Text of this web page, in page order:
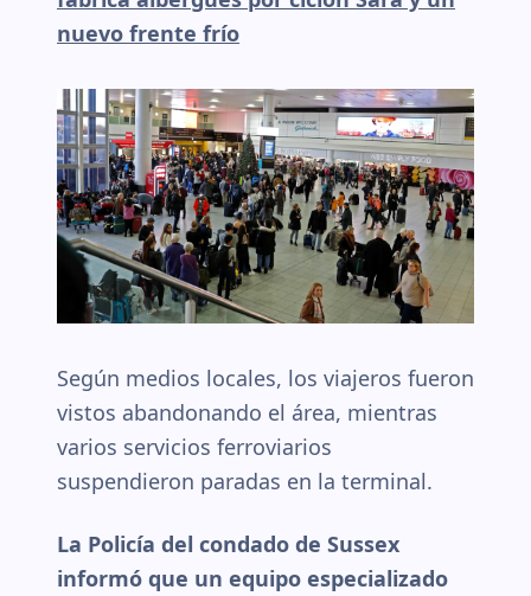
nuevo frente frío
Según medios locales, los viajeros fueron
vistos abandonando el área, mientras
varios servicios ferroviarios
suspendieron paradas en la terminal.
La Policía del condado de Sussex
informó que un equipo especializado